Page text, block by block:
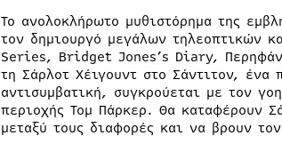
Το ανολοκλήρωτο μυθιστόρημα της
τον δημιουργό μεγάλων τηλεοπτικών
Series, Bridget Jones’s Diary,
τη Σάρλοτ Χέιγουντ στο Σάντιτον, ένα
αντισυμβατική, συγκρούεται με τον
περιοχής Τομ Πάρκερ. Θα καταφέρουν
μεταξύ τους διαφορές και να βρουν